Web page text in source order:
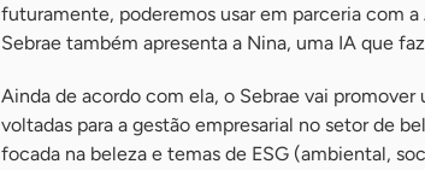
futuramente, poderemos usar em parceria com
Sebrae também apresenta a Nina, uma IA que
Ainda de acordo com ela, o Sebrae vai
voltadas para a gestão empresarial no setor de
focada na beleza e temas de ESG (ambiental,